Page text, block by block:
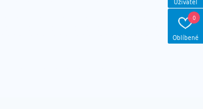
0
Oblíbené